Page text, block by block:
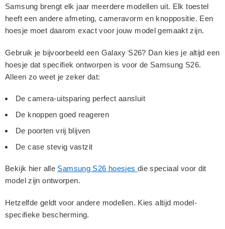
Samsung brengt elk jaar meerdere modellen uit. Elk toestel
heeft een andere afmeting, cameravorm en knoppositie. Een
hoesje moet daarom exact voor jouw model gemaakt zijn.
Gebruik je bijvoorbeeld een Galaxy S26? Dan kies je altijd een
hoesje dat specifiek ontworpen is voor de Samsung S26.
Alleen zo weet je zeker dat:
De camera-uitsparing perfect aansluit
De knoppen goed reageren
De poorten vrij blijven
De case stevig vastzit
Bekijk hier alle Samsung S26 hoesjes die speciaal voor dit
model zijn ontworpen.
Hetzelfde geldt voor andere modellen. Kies altijd model-
specifieke bescherming.